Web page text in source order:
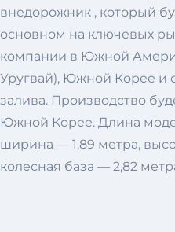
внедорожник , который
основном на ключевых
компании в Южной
Уругвай), Южной Корее и
залива. Производство
Южной Корее. Длина
ширина — 1,89 метра,
колесная база — 2,82